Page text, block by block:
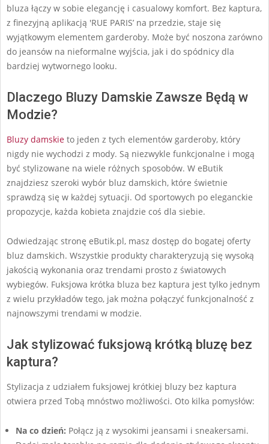
bluza łączy w sobie elegancję i casualowy komfort. Bez kaptura,
z finezyjną aplikacją 'RUE PARIS’ na przedzie, staje się
wyjątkowym elementem garderoby. Może być noszona zarówno
do jeansów na nieformalne wyjścia, jak i do spódnicy dla
bardziej wytwornego looku.
Dlaczego Bluzy Damskie Zawsze Będą w
Modzie?
Bluzy damskie to jeden z tych elementów garderoby, który
nigdy nie wychodzi z mody. Są niezwykle funkcjonalne i mogą
być stylizowane na wiele różnych sposobów. W eButik
znajdziesz szeroki wybór bluz damskich, które świetnie
sprawdzą się w każdej sytuacji. Od sportowych po eleganckie
propozycje, każda kobieta znajdzie coś dla siebie.
Odwiedzając stronę eButik.pl, masz dostęp do bogatej oferty
bluz damskich. Wszystkie produkty charakteryzują się wysoką
jakością wykonania oraz trendami prosto z światowych
wybiegów. Fuksjowa krótka bluza bez kaptura jest tylko jednym
z wielu przykładów tego, jak można połączyć funkcjonalność z
najnowszymi trendami w modzie.
Jak stylizować fuksjową krótką bluzę bez
kaptura?
Stylizacja z udziałem fuksjowej krótkiej bluzy bez kaptura
otwiera przed Tobą mnóstwo możliwości. Oto kilka pomysłów:
Na co dzień: Połącz ją z wysokimi jeansami i sneakersami.